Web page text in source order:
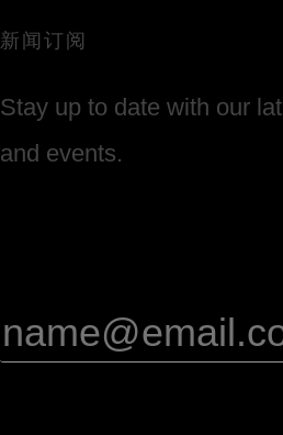
新闻订阅
Stay up to date with our
and events.